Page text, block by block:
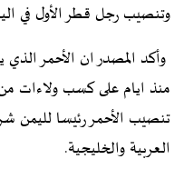
وتنصيب رجل قطر الأول في
وأكد المصدر ان الأحمر
منذ ايام على كسب ولاءات
تنصيب الأحمر رئيسا لليمن
العربية والخليجية.